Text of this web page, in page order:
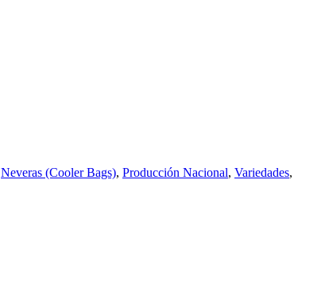
Neveras (Cooler Bags), Producción Nacional, Variedades,